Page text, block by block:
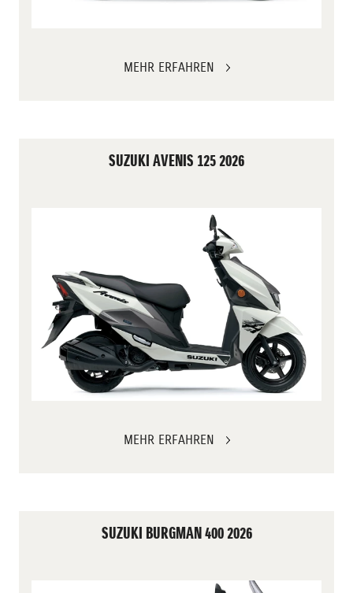
MEHR ERFAHREN
SUZUKI AVENIS 125 2026
MEHR ERFAHREN
SUZUKI BURGMAN 400 2026